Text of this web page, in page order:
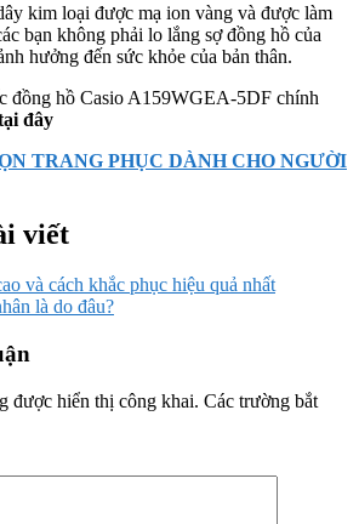
kim loại được mạ ion vàng và được làm
bạn không phải lo lắng sợ đồng hồ của
hưởng đến sức khỏe của bản thân.
đồng hồ Casio A159WGEA-5DF chính
đây
TRANG PHỤC DÀNH CHO NGƯỜI
viết
và cách khắc phục hiệu quả nhất
là do đâu?
được hiển thị công khai. Các trường bắt